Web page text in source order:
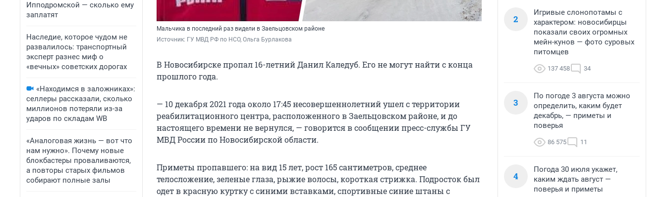
Ипподромской — сколько ему
заплатят
Наследие, которое чудом не
развалилось: транспортный
эксперт разнес миф о
«вечных» советских дорогах
«Находимся в заложниках»:
селлеры рассказали, сколько
миллионов потеряли из-за
ударов по складам WB
«Аналоговая жизнь — вот что
нам нужно». Почему новые
блокбастеры проваливаются,
а повторы старых фильмов
собирают полные залы
Мальчика в последний раз видели в Заельцовском районе
Источник: ГУ МВД РФ по НСО, Ольга Бурлакова
В Новосибирске пропал 16-летний Данил Каледуб. Его не могут найти с конца
прошлого года.
— 10 декабря 2021 года около 17:45 несовершеннолетний ушел с территории
реабилитационного центра, расположенного в Заельцовском районе, и до
настоящего времени не вернулся, — говорится в сообщении пресс-службы ГУ
МВД России по Новосибирской области.
Приметы пропавшего: на вид 15 лет, рост 165 сантиметров, среднее
телосложение, зеленые глаза, рыжие волосы, короткая стрижка. Подросток был
одет в красную куртку с синими вставками, спортивные синие штаны с
2
Игривые слонопотамы с
характером: новосибирцы
показали своих огромных
мейн-кунов — фото суровых
питомцев
137 458 34
3
По погоде 3 августа можно
определить, каким будет
декабрь, — приметы и
поверья
86 575 11
4
Погода 30 июля укажет,
каким ждать август —
поверья и приметы